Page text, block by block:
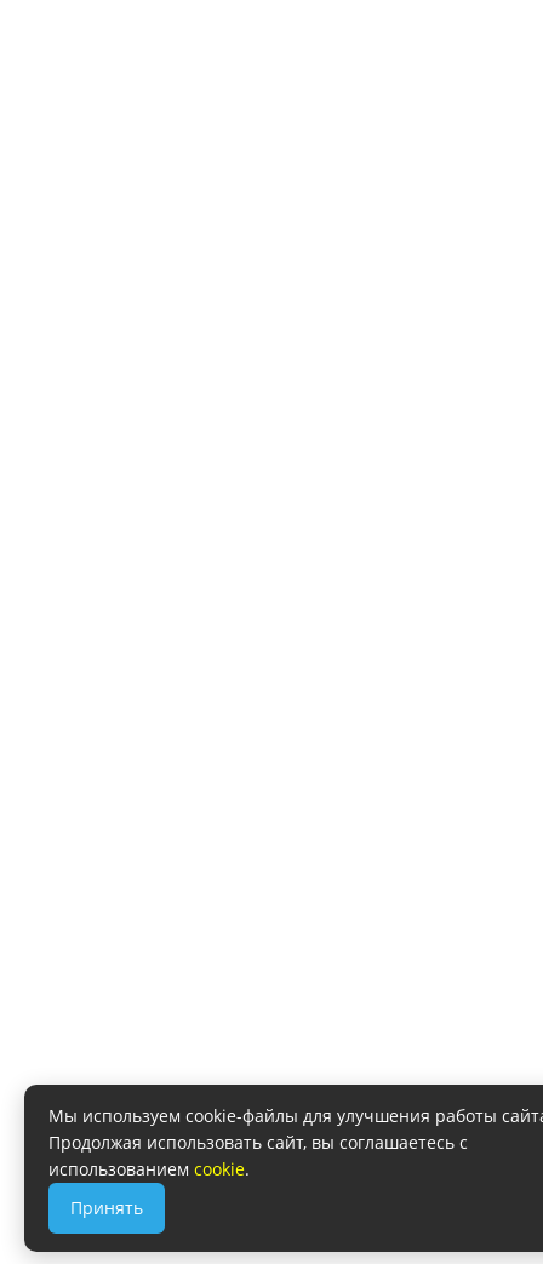
Мы используем cookie-файлы для улучшения работы
Продолжая использовать сайт, вы соглашаетесь с
использованием cookie.
Принять